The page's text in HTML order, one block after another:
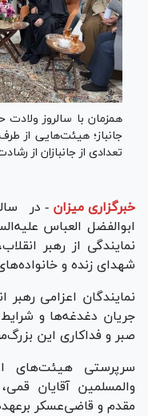
همزمان با سالروز ولادت
جانباز؛ هیئت‌هایی از
تعدادی از جانبازان از
خبرگزاری میزان - در
نمایندگی از رهبر
شهدای زنده و
نمایندگان اعزامی رهبر
جریان دغدغه‌ها و شرایط
صبر و فداکاری این
سرپرستی هیئت‌های
والمسلمین آقایان
مقدم و قاضی‌عسکر